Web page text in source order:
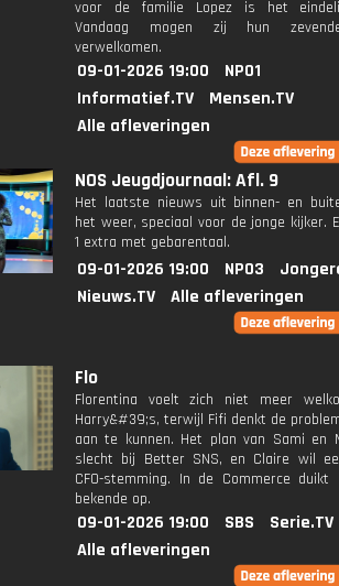
voor de familie Lopez is het
Vandaag mogen zij hun
verwelkomen.
09-01-2026 19:00
NPO1
Informatief.TV
Mensen.TV
Alle afleveringen
NOS Jeugdjournaal: Afl. 9
Het laatste nieuws uit binnen- en
het weer, speciaal voor de jonge kijker.
1 extra met gebarentaal.
09-01-2026 19:00 NPO3
Nieuws.TV
Alle afleveringen
Flo
Florentina voelt zich niet meer
Harry&#39;s, terwijl Fifi denkt de
aan te kunnen. Het plan van Sami en
slecht bij Better SNS, en Claire wil
CFO-stemming. In de Commerce duikt
bekende op.
09-01-2026 19:00 SBS
Serie.TV
Alle afleveringen